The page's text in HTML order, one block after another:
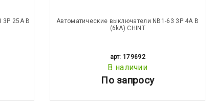
3P 25A В
Автоматические выключатели NB1-63 3P 4A В
(6kA) CHINT
арт: 179692
В наличии
По запросу